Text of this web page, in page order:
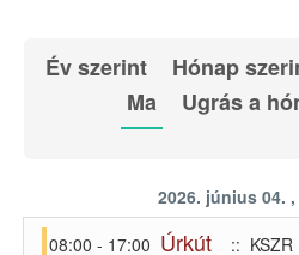
Év szerint Hónap
Ma
Ugrás a
2026. június 04.
08:00 - 17:00 Úrkút
:: KSZR